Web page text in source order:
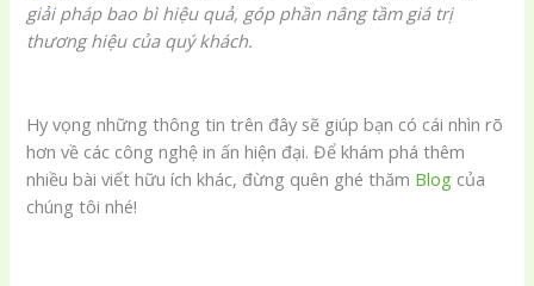
giải pháp bao bì hiệu quả, góp phần nâng tầm giá trị
thương hiệu của quý khách.
Hy vọng những thông tin trên đây sẽ giúp bạn có cái nhìn rõ
hơn về các công nghệ in ấn hiện đại. Để khám phá thêm
nhiều bài viết hữu ích khác, đừng quên ghé thăm Blog của
chúng tôi nhé!